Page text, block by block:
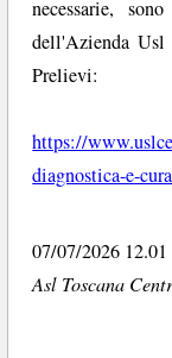
necessarie,
dell'Azienda Usl
Prelievi:
https://
diagnostica-e-
07/07/2026 12.01
Asl Toscana